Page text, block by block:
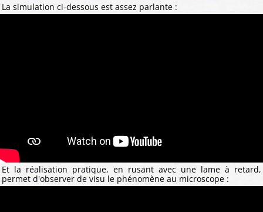
La simulation ci-dessous est assez parlante :
Et la réalisation pratique, en rusant avec une lame à retard,
permet d'observer de visu le phénomène au microscope :